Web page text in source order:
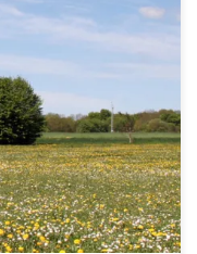
Uhr in
– H/N/U
u. Nino Deist 19.00
FC Hessen
Adrian Schulze,